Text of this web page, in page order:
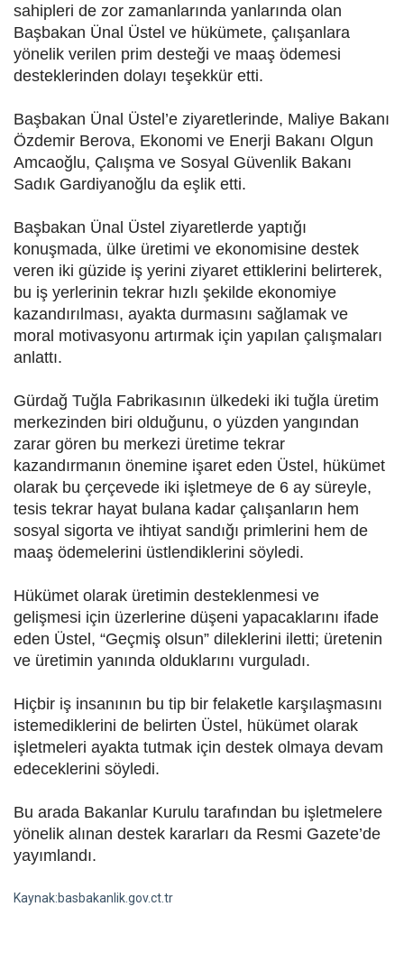
sahipleri de zor zamanlarında yanlarında olan
Başbakan Ünal Üstel ve hükümete, çalışanlara
yönelik verilen prim desteği ve maaş ödemesi
desteklerinden dolayı teşekkür etti.
Başbakan Ünal Üstel’e ziyaretlerinde, Maliye Bakanı
Özdemir Berova, Ekonomi ve Enerji Bakanı Olgun
Amcaoğlu, Çalışma ve Sosyal Güvenlik Bakanı
Sadık Gardiyanoğlu da eşlik etti.
Başbakan Ünal Üstel ziyaretlerde yaptığı
konuşmada, ülke üretimi ve ekonomisine destek
veren iki güzide iş yerini ziyaret ettiklerini belirterek,
bu iş yerlerinin tekrar hızlı şekilde ekonomiye
kazandırılması, ayakta durmasını sağlamak ve
moral motivasyonu artırmak için yapılan çalışmaları
anlattı.
Gürdağ Tuğla Fabrikasının ülkedeki iki tuğla üretim
merkezinden biri olduğunu, o yüzden yangından
zarar gören bu merkezi üretime tekrar
kazandırmanın önemine işaret eden Üstel, hükümet
olarak bu çerçevede iki işletmeye de 6 ay süreyle,
tesis tekrar hayat bulana kadar çalışanların hem
sosyal sigorta ve ihtiyat sandığı primlerini hem de
maaş ödemelerini üstlendiklerini söyledi.
Hükümet olarak üretimin desteklenmesi ve
gelişmesi için üzerlerine düşeni yapacaklarını ifade
eden Üstel, “Geçmiş olsun” dileklerini iletti; üretenin
ve üretimin yanında olduklarını vurguladı.
Hiçbir iş insanının bu tip bir felaketle karşılaşmasını
istemediklerini de belirten Üstel, hükümet olarak
işletmeleri ayakta tutmak için destek olmaya devam
edeceklerini söyledi.
Bu arada Bakanlar Kurulu tarafından bu işletmelere
yönelik alınan destek kararları da Resmi Gazete’de
yayımlandı.
Kaynak:basbakanlik.gov.ct.tr